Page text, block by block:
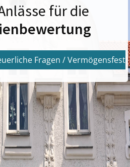
für die
Fragen /